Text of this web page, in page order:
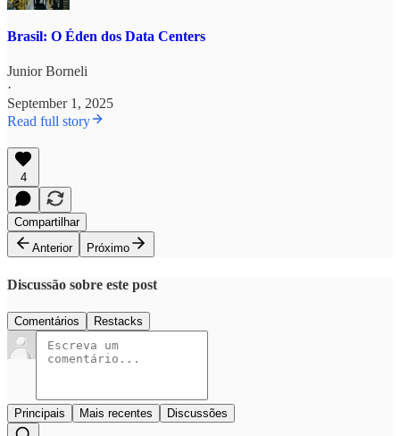
Brasil: O Éden dos Data Centers
Junior Borneli
·
September 1, 2025
Read full story
4
Compartilhar
Anterior
Próximo
Discussão sobre este post
Comentários Restacks
Principais Mais recentes Discussões